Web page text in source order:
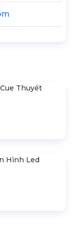
Thuyết
Hình Led